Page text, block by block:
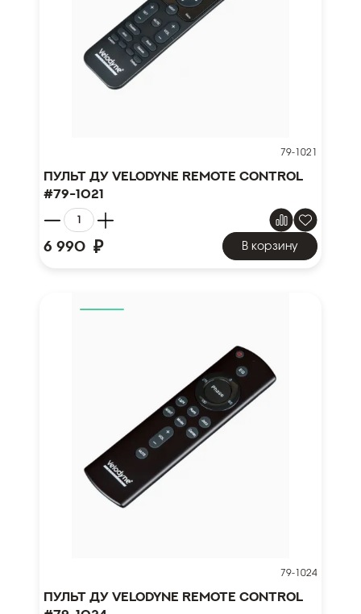
79-1021
Пульт ДУ Velodyne Remote control
#79-1021
6 990 ₽ В корзину
79-1024
Пульт ДУ Velodyne Remote control